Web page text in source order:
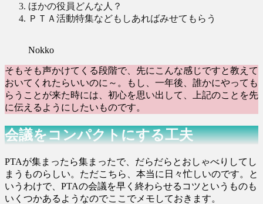
ほかの役員どんな人？
ＰＴＡ活動特集などもしあればみせてもらう
Nokko
そもそも声かけてくる段階で、先にこんな感じですと教えて
おいてくれたらいいのに～。もし、一年後、誰かにやっても
らうことが来た時には、初心を思い出して、上記のことを先
に伝えるようにしたいものです。
会議をコンパクトにする工夫
PTAが集まったら集まったで、だらだらとおしゃべりしてし
まうものらしい。ただこちら、本当に日々忙しいのです。と
いうわけで、PTAの会議を早く終わらせるコツというものも
いくつかあるようなのでここでメモしておきます。